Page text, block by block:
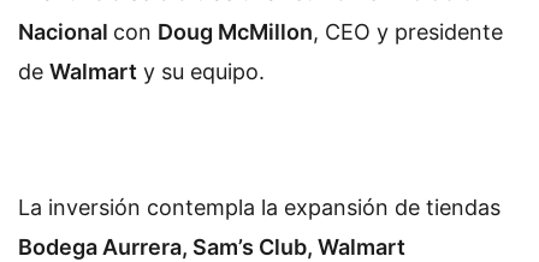
Nacional con Doug McMillon, CEO y presidente
de Walmart y su equipo.
La inversión contempla la expansión de tiendas
Bodega Aurrera, Sam’s Club, Walmart